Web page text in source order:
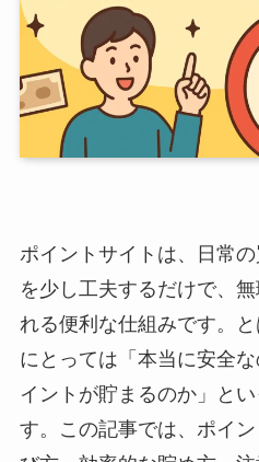
ポイントサイトは、日常
を少し工夫するだけで、
れる便利な仕組みです。
にとっては「本当に安全
イントが貯まるのか」と
す。この記事では、ポイ